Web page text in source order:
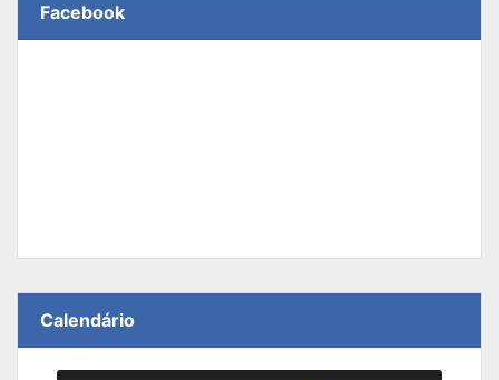
Facebook
Calendário